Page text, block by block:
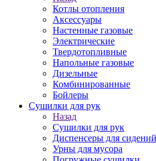
Котлы отопления
Аксессуары
Настенные газовые
Электрические
Твердотопливные
Напольные газовые
Дизельные
Комбинированные
Бойлеры
Сушилки для рук
Назад
Сушилки для рук
Диспенсеры для сидений
Урны для мусора